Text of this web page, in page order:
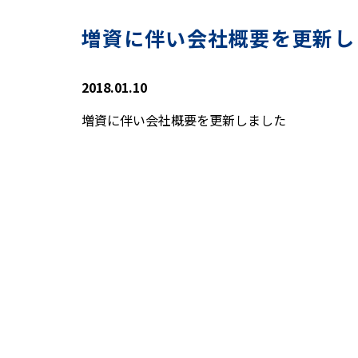
増資に伴い会社概要を更新
2018.01.10
増資に伴い会社概要を更新しました